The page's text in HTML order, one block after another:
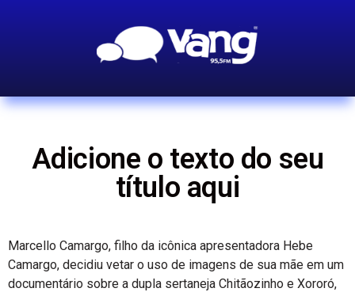
Adicione o texto do seu
título aqui
Marcello Camargo, filho da icônica apresentadora Hebe
Camargo, decidiu vetar o uso de imagens de sua mãe em um
documentário sobre a dupla sertaneja Chitãozinho e Xororó,